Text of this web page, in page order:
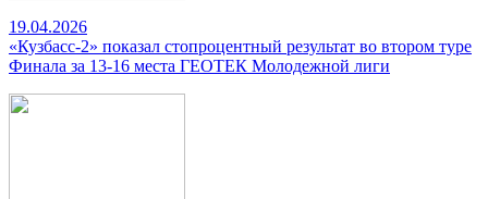
19.04.2026
«Кузбасс-2» показал стопроцентный результат во втором туре
Финала за 13-16 места ГЕОТЕК Молодежной лиги